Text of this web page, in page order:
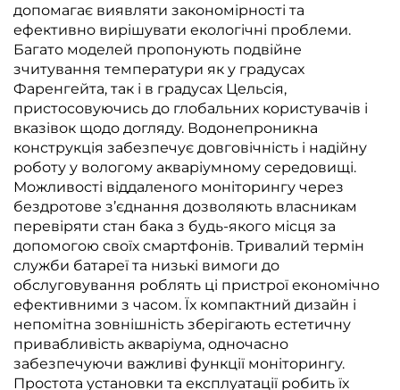
допомагає виявляти закономірності та
ефективно вирішувати екологічні проблеми.
Багато моделей пропонують подвійне
зчитування температури як у градусах
Фаренгейта, так і в градусах Цельсія,
пристосовуючись до глобальних користувачів і
вказівок щодо догляду. Водонепроникна
конструкція забезпечує довговічність і надійну
роботу у вологому акваріумному середовищі.
Можливості віддаленого моніторингу через
бездротове з’єднання дозволяють власникам
перевіряти стан бака з будь-якого місця за
допомогою своїх смартфонів. Тривалий термін
служби батареї та низькі вимоги до
обслуговування роблять ці пристрої економічно
ефективними з часом. Їх компактний дизайн і
непомітна зовнішність зберігають естетичну
привабливість акваріума, одночасно
забезпечуючи важливі функції моніторингу.
Простота установки та експлуатації робить їх